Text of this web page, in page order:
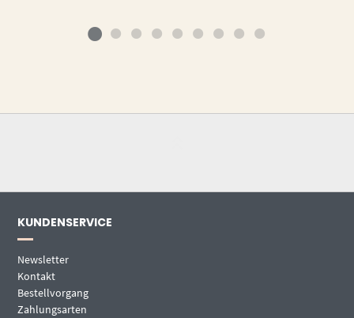
KUNDENSERVICE
Newsletter
Kontakt
Bestellvorgang
Zahlungsarten